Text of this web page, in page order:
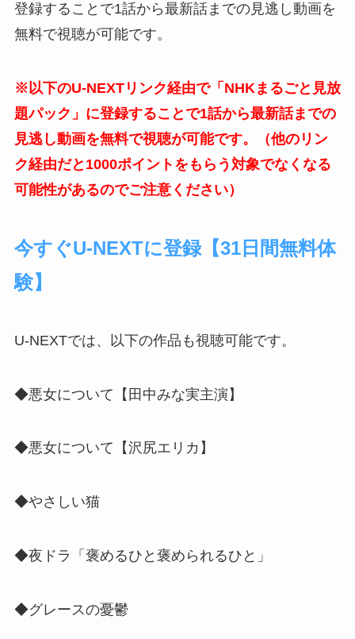
登録することで1話から最新話までの見逃し動画を
無料で視聴が可能です。
※以下のU-NEXTリンク経由で「NHKまるごと見放
題パック」に登録することで1話から最新話までの
見逃し動画を無料で視聴が可能です。（他のリン
ク経由だと1000ポイントをもらう対象でなくなる
可能性があるのでご注意ください）
今すぐU-NEXTに登録【31日間無料体
験】
U-NEXTでは、以下の作品も視聴可能です。
◆悪女について【田中みな実主演】
◆悪女について【沢尻エリカ】
◆やさしい猫
◆夜ドラ「褒めるひと褒められるひと」
◆グレースの憂鬱